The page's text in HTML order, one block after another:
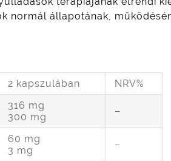
normál állapotának,
2 kapszulában
NRV%
316 mg
300 mg
–
60 mg
3 mg
–